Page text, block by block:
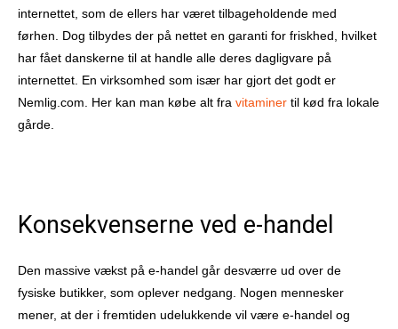
internettet, som de ellers har været tilbageholdende med
førhen. Dog tilbydes der på nettet en garanti for friskhed, hvilket
har fået danskerne til at handle alle deres dagligvare på
internettet. En virksomhed som især har gjort det godt er
Nemlig.com. Her kan man købe alt fra vitaminer til kød fra lokale
gårde.
Konsekvenserne ved e-handel
Den massive vækst på e-handel går desværre ud over de
fysiske butikker, som oplever nedgang. Nogen mennesker
mener, at der i fremtiden udelukkende vil være e-handel og